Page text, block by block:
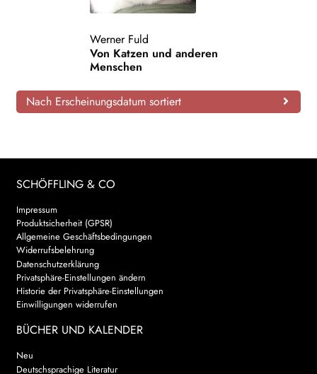
NEWSLETTER
WEITERE VERLAGE
Werner Fuld
Von Katzen und anderen
Menschen
Nach Erscheinungsdatum sortiert
SCHÖFFLING & CO
Impressum
Produktsicherheit (GPSR)
Allgemeine Geschäftsbedingungen
Widerrufsbelehrung
Datenschutzerklärung
Privatsphäre-Einstellungen ändern
Historie der Privatsphäre-Einstellungen
Einwilligungen widerrufen
BÜCHER UND KALENDER
Neu
Deutschsprachige Literatur